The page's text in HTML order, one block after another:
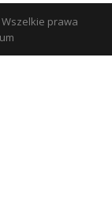
prawa